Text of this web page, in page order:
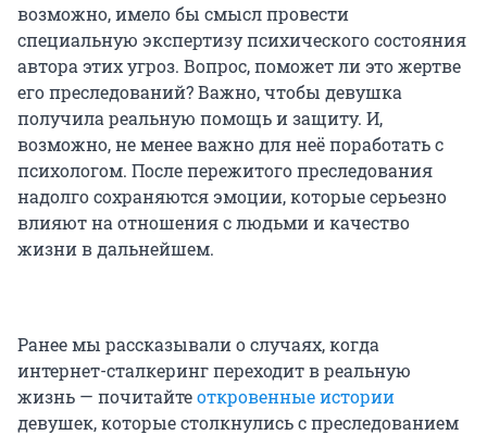
возможно, имело бы смысл провести
специальную экспертизу психического состояния
автора этих угроз. Вопрос, поможет ли это жертве
его преследований? Важно, чтобы девушка
получила реальную помощь и защиту. И,
возможно, не менее важно для неё поработать с
психологом. После пережитого преследования
надолго сохраняются эмоции, которые серьезно
влияют на отношения с людьми и качество
жизни в дальнейшем.
Ранее мы рассказывали о случаях, когда
интернет-сталкеринг переходит в реальную
жизнь — почитайтеоткровенные истории
девушек, которые столкнулись с преследованием